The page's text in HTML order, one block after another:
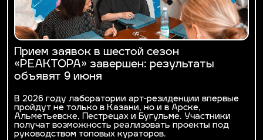
Прием заявок в шестой сезон
«РЕАКТОРА» завершен: результаты
объявят 9 июня
В 2026 году лаборатории арт-резиденции впервые
пройдут не только в Казани, но и в Арске,
Альметьевске, Пестрецах и Бугульме. Участники
получат возможность реализовать проекты под
руководством топовых кураторов.